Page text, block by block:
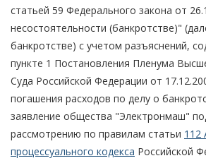
статьей 59 Федерального закона от
несостоятельности (банкротстве)"
банкротстве) с учетом разъяснений,
пункте 1 Постановления Пленума
Суда Российской Федерации от
погашения расходов по делу о
заявление общества "Электронмаш"
рассмотрению по правилам статьи 112
процессуального кодекса Российской